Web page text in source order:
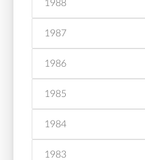
1988
1987
1986
1985
1984
1983